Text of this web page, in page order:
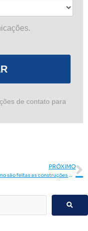
de contato para
PRÓXIMO
Saiba como são feitas as construções da Cataguá